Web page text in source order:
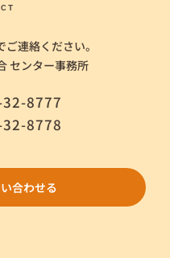
連絡ください。
センター事務所
8777
8778
合わせる